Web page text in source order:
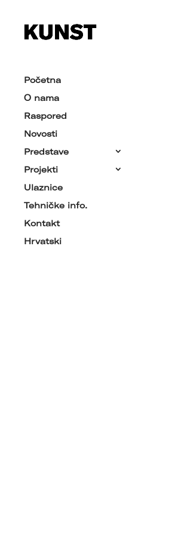
Početna
O nama
Raspored
Novosti
Predstave
Projekti
Ulaznice
Tehničke info.
Kontakt
Hrvatski